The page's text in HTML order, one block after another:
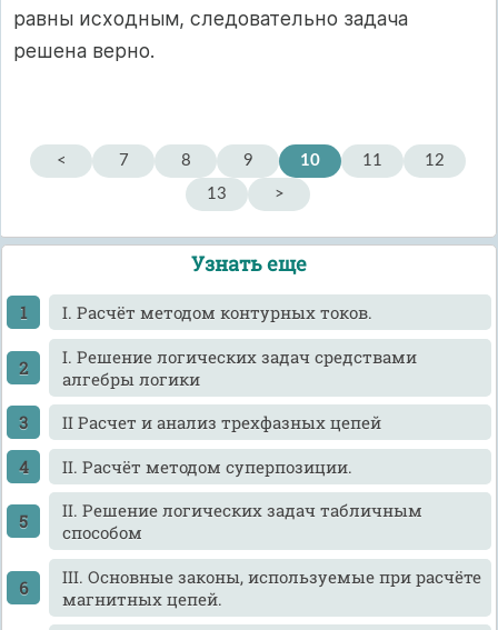
равны исходным, следовательно задача
решена верно.
< 7 8 9 10 11
12
13
>
Узнать еще
I. Расчёт методом контурных токов.
I. Решение логических задач средствами
алгебры логики
II Расчет и анализ трехфазных цепей
II. Расчёт методом суперпозиции.
II. Решение логических задач табличным
способом
III. Основные законы, используемые при расчёте
магнитных цепей.